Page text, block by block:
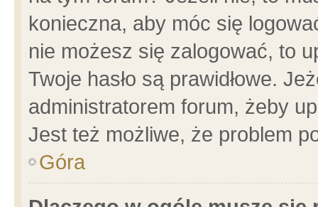
konieczna, aby móc się
nie możesz się zalogować, to
Twoje hasło są prawidłowe.
administratorem forum, żeby
Jest też możliwe, że problem
Góra